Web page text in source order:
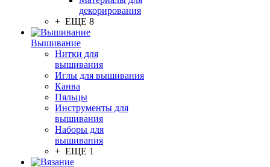
декорирования
+ ЕЩЕ 8
Вышивание
Нитки для
вышивания
Иглы для вышивания
Канва
Пяльцы
Инструменты для
вышивания
Наборы для
вышивания
+ ЕЩЕ 1